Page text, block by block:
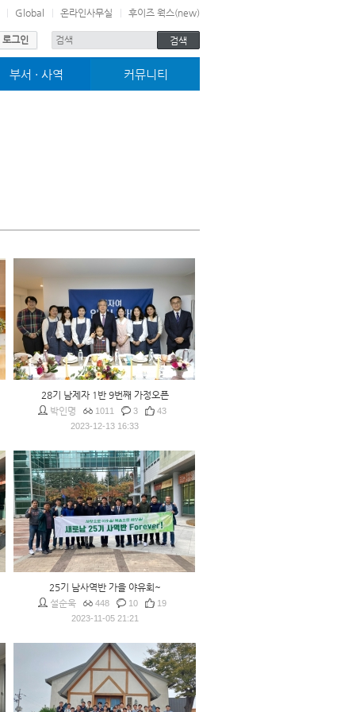
Global 온라인사무실 후이즈 웍스(new)
로그인
부서 · 사역 커뮤니티
28기 남제자 1반 9번째 가정오픈
박인명
1011 3
43
2023-12-13 16:33
25기 남사역반 가을 야유회~
설순욱
448 10
19
2023-11-05 21:21